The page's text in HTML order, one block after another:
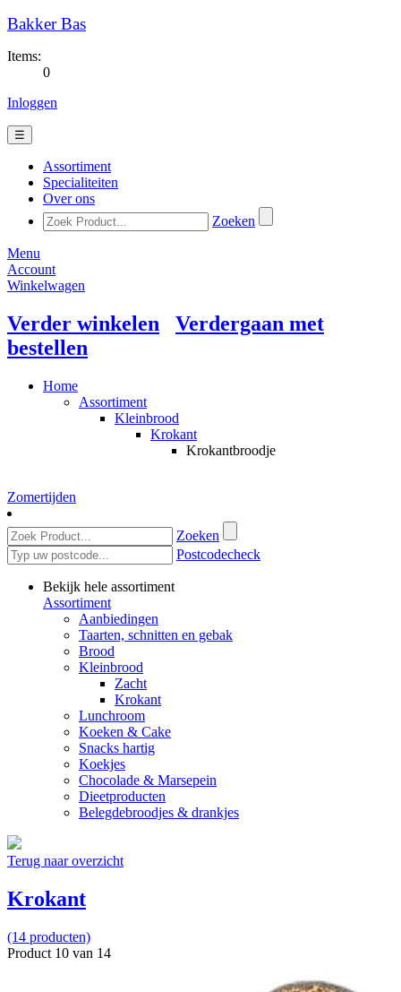
Bakker Bas
Items:
0
Inloggen
☰
Assortiment
Specialiteiten
Over ons
Zoeken
Menu
Account
Winkelwagen
Verder winkelen
Verdergaan met
bestellen
Home
Assortiment
Kleinbrood
Krokant
Krokantbroodje
Zomertijden
Zoeken
Postcodecheck
Bekijk hele assortiment
Assortiment
Aanbiedingen
Taarten, schnitten en gebak
Brood
Kleinbrood
Zacht
Krokant
Lunchroom
Koeken & Cake
Snacks hartig
Koekjes
Chocolade & Marsepein
Dieetproducten
Belegdebroodjes & drankjes
Terug naar overzicht
Krokant
(14 producten)
Product 10 van 14